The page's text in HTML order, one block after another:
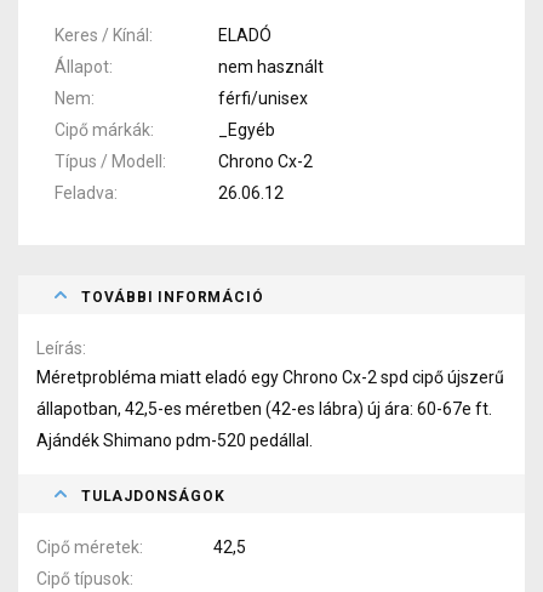
Keres / Kínál
ELADÓ
Állapot
nem használt
Nem
férfi/unisex
Cipő márkák
_Egyéb
Típus / Modell
Chrono Cx-2
Feladva
26.06.12
TOVÁBBI INFORMÁCIÓ
Leírás
Méretprobléma miatt eladó egy Chrono Cx-2 spd cipő újszerű
állapotban, 42,5-es méretben (42-es lábra) új ára: 60-67e ft.
Ajándék Shimano pdm-520 pedállal.
TULAJDONSÁGOK
Cipő méretek
42,5
Cipő típusok